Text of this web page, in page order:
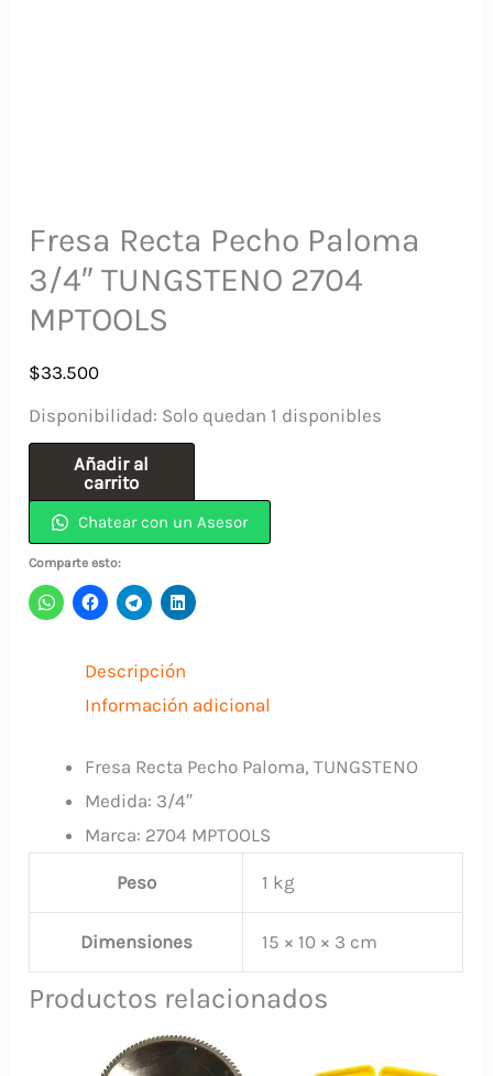
Fresa Recta Pecho Paloma
3/4″ TUNGSTENO 2704
MPTOOLS
$33.500
Disponibilidad: Solo quedan 1 disponibles
Pecho
Paloma
3/4"
MPTOOLS
Añadir al
carrito
Chatear con un Asesor
Comparte esto:
Descripción
Información adicional
Fresa Recta Pecho Paloma, TUNGSTENO
Medida: 3/4″
Marca: 2704 MPTOOLS
Peso 1 kg
Dimensiones 15 × 10 × 3 cm
Productos relacionados